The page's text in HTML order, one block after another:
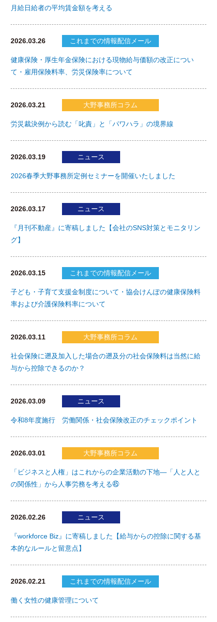
月給日給者の平均賃金額を考える
2026.03.26 これまでの情報配信メール
健康保険・厚生年金保険における現物給与価額の改正につい
て・雇用保険料率、労災保険率について
2026.03.21 大野事務所コラム
労災裁決例から読む「叱責」と「パワハラ」の境界線
2026.03.19 ニュース
2026春季大野事務所定例セミナーを開催いたしました
2026.03.17 ニュース
『月刊不動産』に寄稿しました【会社のSNS対策とモニタリン
グ】
2026.03.15 これまでの情報配信メール
子ども・子育て支援金制度について・協会けんぽの健康保険料
率および介護保険料率について
2026.03.11 大野事務所コラム
社会保険に遡及加入した場合の遡及分の社会保険料は当然に給
与から控除できるのか？
2026.03.09 ニュース
令和8年度施行 労働関係・社会保険改正のチェックポイント
2026.03.01 大野事務所コラム
「ビジネスと人権」はこれからの企業活動の下地―「人と人と
の関係性」から人事労務を考える㊺
2026.02.26 ニュース
『workforce Biz』に寄稿しました【給与からの控除に関する基
本的なルールと留意点】
2026.02.21 これまでの情報配信メール
働く女性の健康管理について